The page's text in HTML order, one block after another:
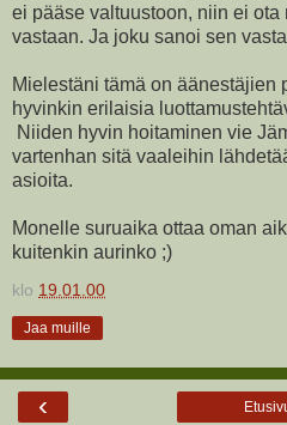
ei pääse valtuustoon, niin ei
vastaan. Ja joku sanoi sen
Mielestäni tämä on äänestäjien
hyvinkin erilaisia
Niiden hyvin hoitaminen vie
vartenhan sitä vaaleihin
asioita.
Monelle suruaika ottaa oman
kuitenkin aurinko ;)
klo 19.01.00
Jaa muille
‹